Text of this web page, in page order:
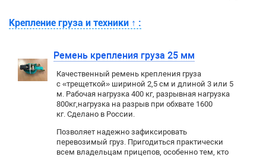
Крепление груза и техники ↑ :
Ремень крепления груза 25 мм
Качественный ремень крепления груза
с «трещеткой» шириной 2,5 см и длиной 3 или 5
м. Рабочая нагрузка 400 кг, разрывная нагрузка
800кг,нагрузка на разрыв при обхвате 1600
кг. Сделано в России.
Позволяет надежно зафиксировать
перевозимый груз. Пригодиться практически
всем владельцам прицепов, особенно тем, кто